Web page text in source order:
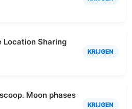
Location Sharing
KRIJGEN
Moon phases
KRIJGEN